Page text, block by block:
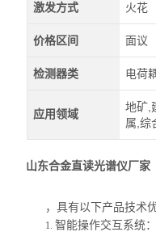
激发方式 火花
价格区间 面议
检测器类 电荷
应用领域
地矿,
属,综
山东合金直读光谱仪厂家
，具有以下产品技术
1.智能操作交互系统